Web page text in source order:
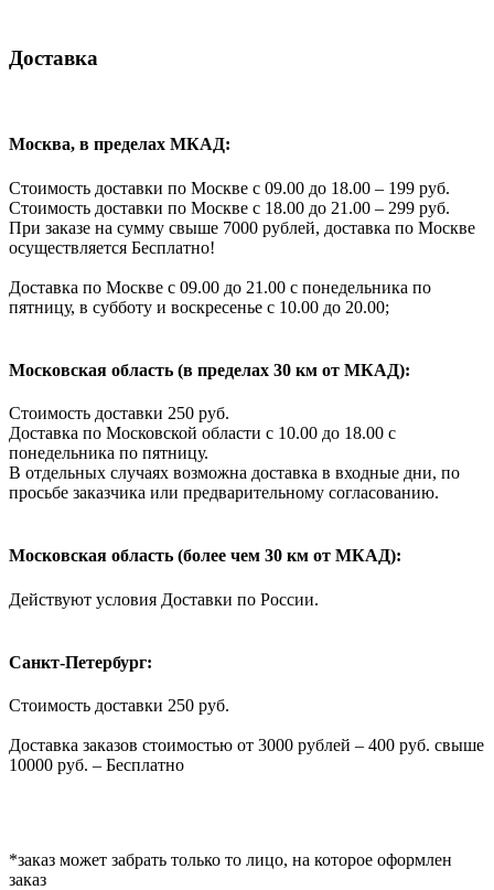
Доставка
Москва, в пределах МКАД:
Стоимость доставки по Москве с 09.00 до 18.00 – 199 руб.
Стоимость доставки по Москве с 18.00 до 21.00 – 299 руб.
При заказе на сумму свыше 7000 рублей, доставка по Москве
осуществляется Бесплатно!
Доставка по Москве с 09.00 до 21.00 с понедельника по
пятницу, в субботу и воскресенье с 10.00 до 20.00;
Московская область (в пределах 30 км от МКАД):
Стоимость доставки 250 руб.
Доставка по Московской области с 10.00 до 18.00 с
понедельника по пятницу.
В отдельных случаях возможна доставка в входные дни, по
просьбе заказчика или предварительному согласованию.
Московская область (более чем 30 км от МКАД):
Действуют условия Доставки по России.
Санкт-Петербург:
Стоимость доставки 250 руб.
Доставка заказов стоимостью от 3000 рублей – 400 руб. свыше
10000 руб. – Бесплатно
*заказ может забрать только то лицо, на которое оформлен
заказ